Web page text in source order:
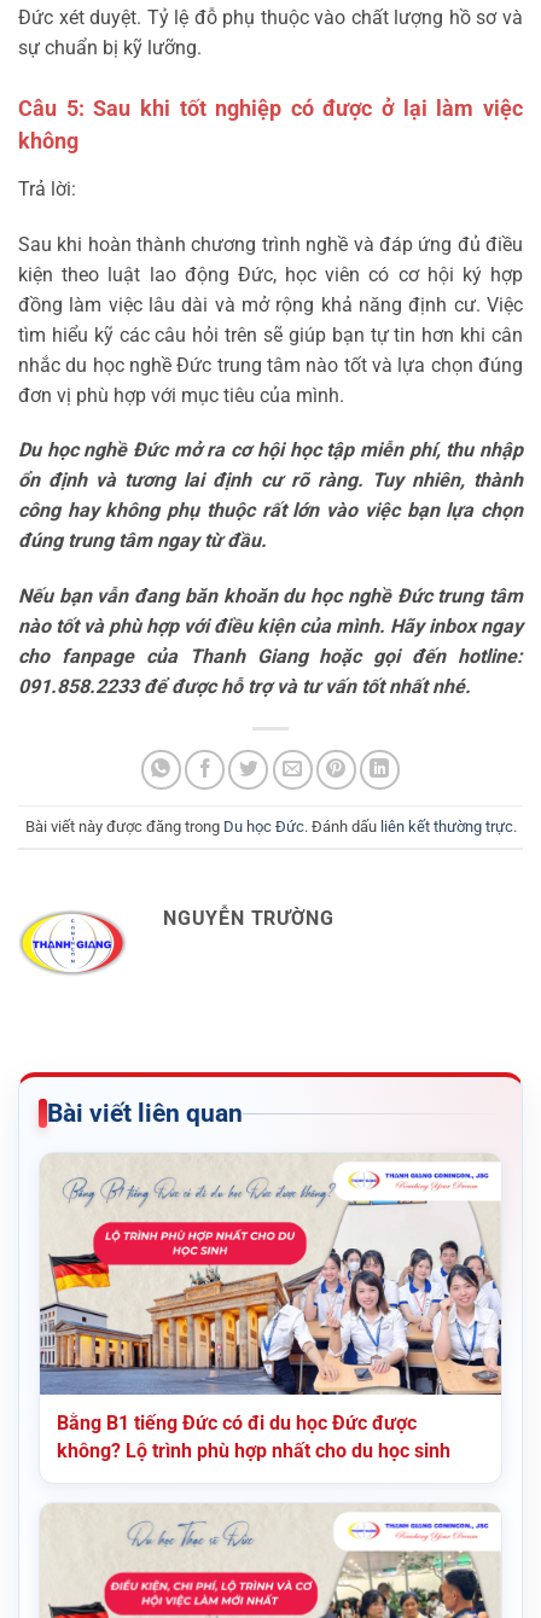
Đức xét duyệt. Tỷ lệ đỗ phụ thuộc vào chất lượng hồ sơ và
sự chuẩn bị kỹ lưỡng.
Câu 5: Sau khi tốt nghiệp có được ở lại làm việc
không
Trả lời:
Sau khi hoàn thành chương trình nghề và đáp ứng đủ điều
kiện theo luật lao động Đức, học viên có cơ hội ký hợp
đồng làm việc lâu dài và mở rộng khả năng định cư. Việc
tìm hiểu kỹ các câu hỏi trên sẽ giúp bạn tự tin hơn khi cân
nhắc du học nghề Đức trung tâm nào tốt và lựa chọn đúng
đơn vị phù hợp với mục tiêu của mình.
Du học nghề Đức mở ra cơ hội học tập miễn phí, thu nhập
ổn định và tương lai định cư rõ ràng. Tuy nhiên, thành
công hay không phụ thuộc rất lớn vào việc bạn lựa chọn
đúng trung tâm ngay từ đầu.
Nếu bạn vẫn đang băn khoăn du học nghề Đức trung tâm
nào tốt và phù hợp với điều kiện của mình. Hãy inbox ngay
cho fanpage của Thanh Giang hoặc gọi đến hotline:
091.858.2233 để được hỗ trợ và tư vấn tốt nhất nhé.
Bài viết này được đăng trong Du học Đức. Đánh dấu liên kết thường trực.
NGUYỄN TRƯỜNG
Bài viết liên quan
Bằng B1 tiếng Đức có đi du học Đức được
không? Lộ trình phù hợp nhất cho du học sinh